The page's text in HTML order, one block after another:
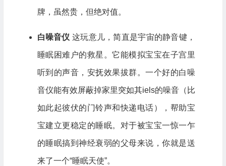
牌，虽然贵，但绝对值。
白噪音仪这玩意儿，简直是宇宙的静音键，
睡眠困难户的救星。它能模拟宝宝在子宫里
听到的声音，安抚效果拔群。一个好的白噪
音仪能有效屏蔽掉家里突如其iels的噪音（比
如此起彼伏的门铃声和快递电话），帮助宝
宝建立更稳定的睡眠。对于被宝宝一惊一乍
的睡眠搞到神经衰弱的父母来说，你就是送
来了一个“睡眠天使”。